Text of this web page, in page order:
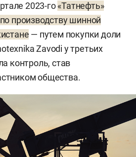
2023-го«Татнефть»
производству шинной
— путем покупки доли
Zavodi у третьих
контроль, став
общества.